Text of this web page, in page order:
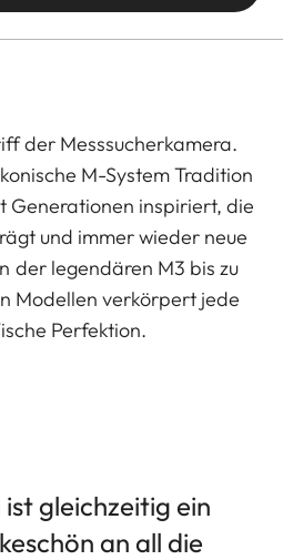
der Messsucherkamera.
M-System Tradition
Generationen inspiriert, die
und immer wieder neue
der legendären M3 bis zu
Modellen verkörpert jede
Perfektion.
ist gleichzeitig ein
an all die